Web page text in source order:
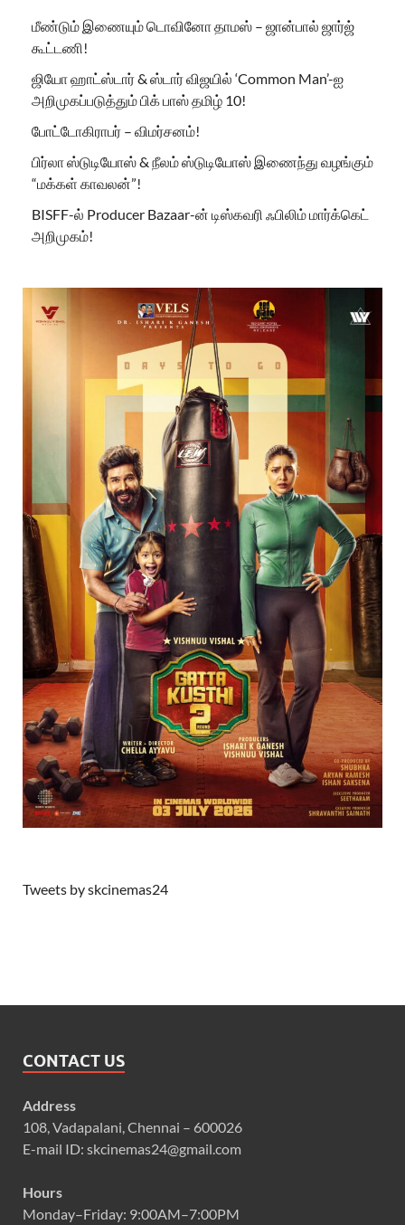
மீண்டும் இணையும் டொவினோ தாமஸ் – ஜான்பால் ஜார்ஜ்
கூட்டணி!
ஜியோ ஹாட்ஸ்டார் & ஸ்டார் விஜயில் ‘Common Man’-ஐ
அறிமுகப்படுத்தும் பிக் பாஸ் தமிழ் 10!
போட்டோகிராபர் – விமர்சனம்!
பிர்லா ஸ்டுடியோஸ் & நீலம் ஸ்டுடியோஸ் இணைந்து வழங்கும்
“மக்கள் காவலன்”!
BISFF-ல் Producer Bazaar-ன் டிஸ்கவரி ஃபிலிம் மார்க்கெட்
அறிமுகம்!
Tweets by skcinemas24
CONTACT US
Address
108, Vadapalani, Chennai – 600026
E-mail ID: skcinemas24@gmail.com
Hours
Monday–Friday: 9:00AM–7:00PM